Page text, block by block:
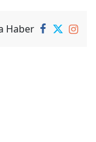
Haber